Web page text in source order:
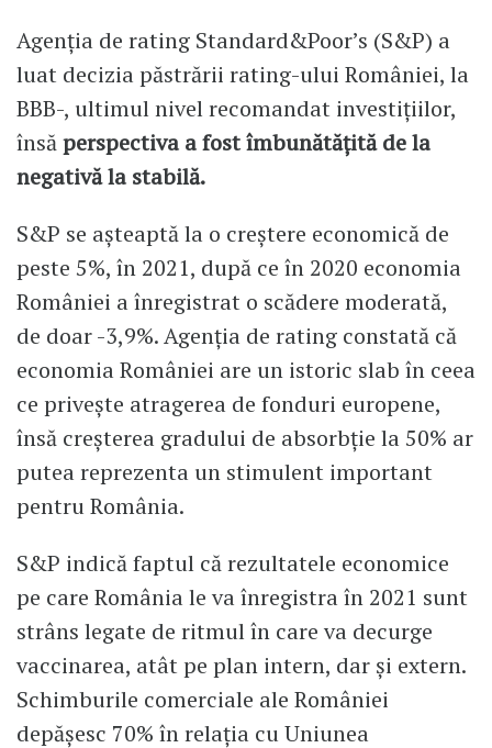
Agenția de rating Standard&Poor’s (S&P) a
luat decizia păstrării rating-ului României, la
BBB-, ultimul nivel recomandat investițiilor,
însăperspectiva a fost îmbunătățită de la
negativă la stabilă.
S&P se așteaptă la o creștere economică de
peste 5%, în 2021, după ce în 2020 economia
României a înregistrat o scădere moderată,
de doar -3,9%. Agenția de rating constată că
economia României are un istoric slab în ceea
ce privește atragerea de fonduri europene,
însă creșterea gradului de absorbție la 50% ar
putea reprezenta un stimulent important
pentru România.
S&P indică faptul că rezultatele economice
pe care România le va înregistra în 2021 sunt
strâns legate de ritmul în care va decurge
vaccinarea, atât pe plan intern, dar și extern.
Schimburile comerciale ale României
depășesc 70% în relația cu Uniunea